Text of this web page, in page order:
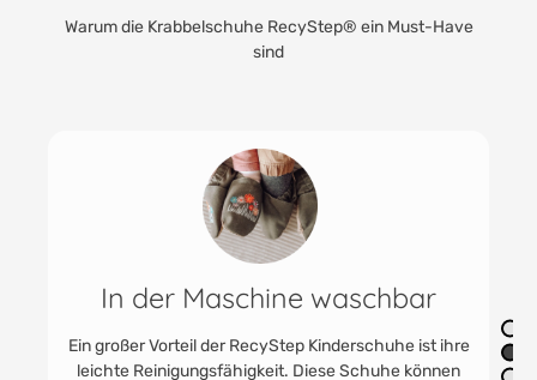
Warum die Krabbelschuhe RecyStep® ein Must-Have
sind
Robust & strapazierfähig
Die RecyStep Kinderschuhe zeichnen sich durch
ihre Robustheit und Strapazierfähigkeit aus, was sie